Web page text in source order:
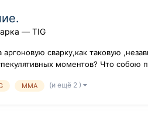
— TIG
сварку,как таковую
моментов? Что собою
MMA (и ещё 2 )